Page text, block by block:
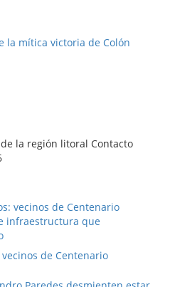
la mítica victoria de Colón
la región litoral Contacto
de Centenario